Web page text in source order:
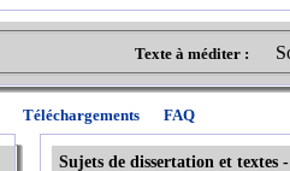
Texte à méditer :
Téléchargements FAQ
Sujets de dissertation et textes -